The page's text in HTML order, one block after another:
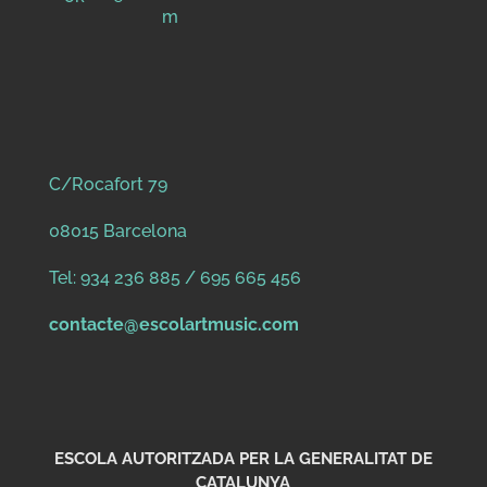
C/Rocafort 79
08015 Barcelona
Tel: 934 236 885 / 695 665 456
contacte@escolartmusic.com
ESCOLA AUTORITZADA PER LA GENERALITAT DE
CATALUNYA